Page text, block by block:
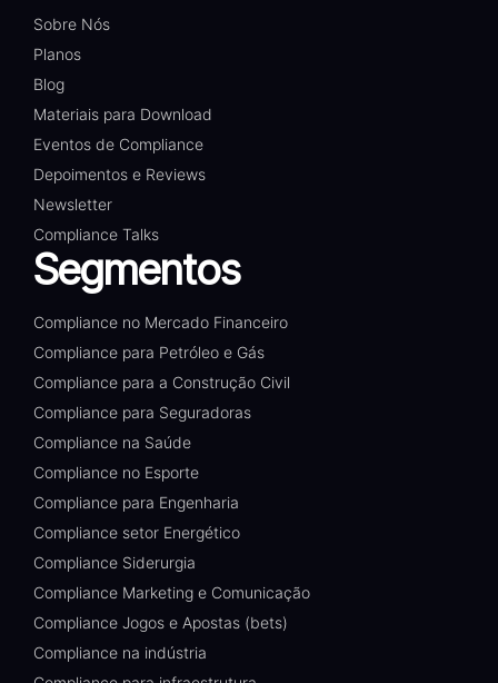
Sobre Nós
Planos
Blog
Materiais para Download
Eventos de Compliance
Depoimentos e Reviews
Newsletter
Compliance Talks
Segmentos
Compliance no Mercado Financeiro
Compliance para Petróleo e Gás
Compliance para a Construção Civil
Compliance para Seguradoras
Compliance na Saúde
Compliance no Esporte
Compliance para Engenharia
Compliance setor Energético
Compliance Siderurgia
Compliance Marketing e Comunicação
Compliance Jogos e Apostas (bets)
Compliance na indústria